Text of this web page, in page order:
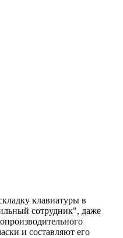
клавиатуры в
сотрудник", даже
и составляют его